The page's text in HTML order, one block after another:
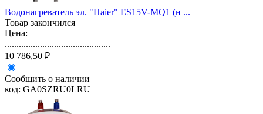
Водонагреватель эл. "Haier" ES15V-MQ1 (н ...
Товар закончился
Цена:
.............................................
10 786,50 ₽
Сообщить о наличии
код: GA0SZRU0LRU